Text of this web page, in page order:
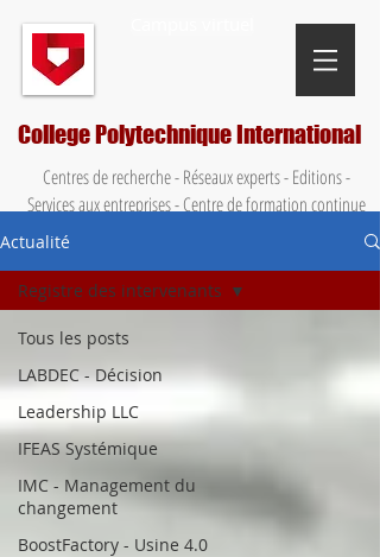
College Polytechnique International
Centres de recherche - Réseaux experts - Editions -
Services aux entreprises - Centre de formation continue
Actualité
Tous les posts
LABDEC - Décision
Leadership LLC
IFEAS Systémique
IMC - Management du
changement
BoostFactory - Usine 4.0
Registre des intervenants